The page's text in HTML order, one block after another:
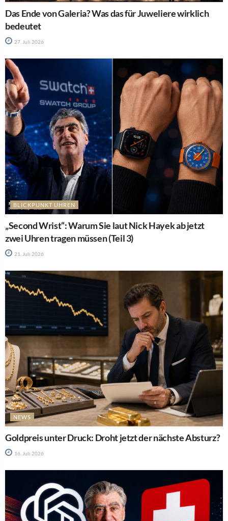
Das Ende von Galeria? Was das für Juweliere wirklich
bedeutet
27. Juli 2026
BLICKPUNKT UHREN
„Second Wrist“: Warum Sie laut Nick Hayek ab jetzt
zwei Uhren tragen müssen (Teil 3)
21. Juli 2026
NEWS
Goldpreis unter Druck: Droht jetzt der nächste Absturz?
16. Juli 2026